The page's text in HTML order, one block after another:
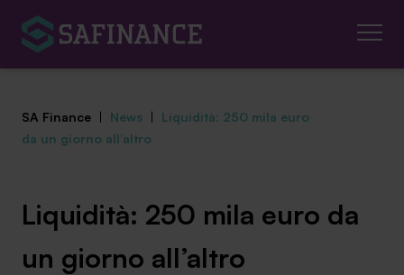
Mediazione Creditizia
Finanza Agevolata
SA Finance | News | Liquidità: 250 mila euro
da un giorno all’altro
Liquidità: 250 mila euro da
un giorno all’altro